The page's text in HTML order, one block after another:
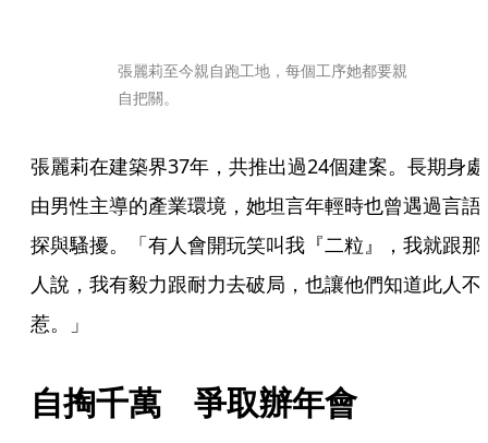
張麗莉至今親自跑工地，每個工序她都要親
自把關。
張麗莉在建築界37年，共推出過24個建案。長期身處
由男性主導的產業環境，她坦言年輕時也曾遇過言語
探與騷擾。「有人會開玩笑叫我『二粒』，我就跟那
人說，我有毅力跟耐力去破局，也讓他們知道此人不
惹。」
自掏千萬　爭取辦年會